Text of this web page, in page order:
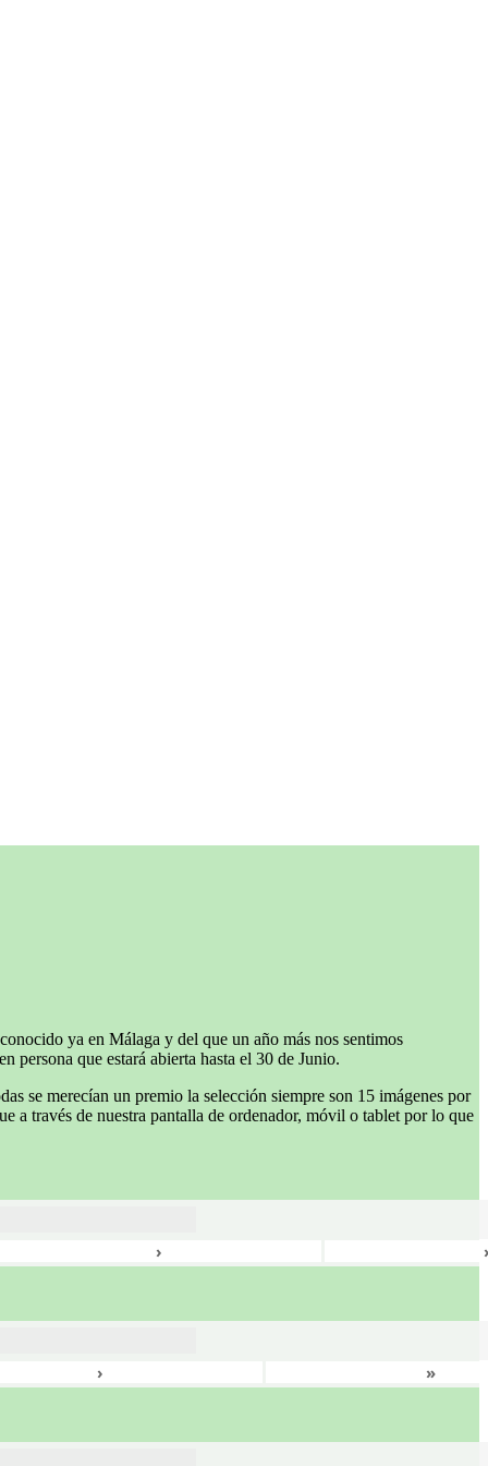
ya en Málaga y del que un año más nos sentimos
persona que estará abierta hasta el 30 de Junio.
se merecían un premio la selección siempre son 15 imágenes por
a través de nuestra pantalla de ordenador, móvil o tablet por lo que
›
› »